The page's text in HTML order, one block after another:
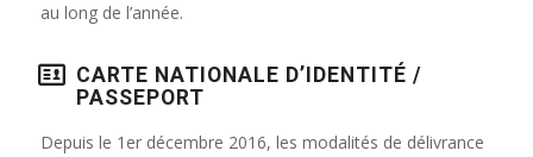
au long de l’année.
CARTE NATIONALE D’IDENTITÉ /
PASSEPORT
Depuis le 1er décembre 2016, les modalités de délivrance